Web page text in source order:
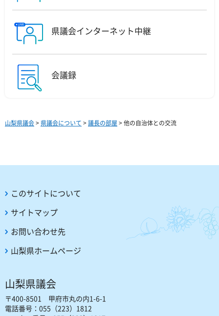
県議会インターネット中継
会議録
山梨県議会> 県議会について >議長の部屋 > 他の自治体との交流
このサイトについて
サイトマップ
お問い合わせ先
山梨県ホームページ
山梨県議会
〒400-8501 甲府市丸の内1-6-1
電話番号：055（223）1812